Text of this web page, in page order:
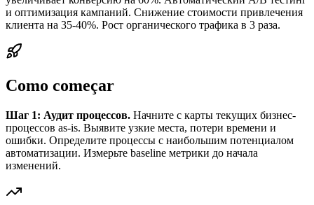
и оптимизация кампаний. Снижение стоимости привлечения
клиента на 35-40%. Рост органического трафика в 3 раза.
Como começar
Шаг 1: Аудит процессов. Начните с карты текущих бизнес-
процессов as-is. Выявите узкие места, потери времени и
ошибки. Определите процессы с наибольшим потенциалом
автоматизации. Измерьте baseline метрики до начала
изменений.